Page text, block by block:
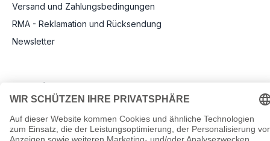
Versand und Zahlungsbedingungen
RMA - Reklamation und Rücksendung
Newsletter
Rechtliche Angaben
AGB